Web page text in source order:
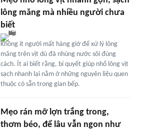
lông măng mà nhiều người chưa
biết
Không ít người mất hàng giờ để xử lý lông
măng trên vịt dù đã nhúng nước sôi đúng
cách. Ít ai biết rằng, bí quyết giúp nhổ lông vịt
sạch nhanh lại nằm ở những nguyên liệu quen
thuộc có sẵn trong gian bếp.
Mẹo rán mỡ lợn trắng trong,
thơm béo, để lâu vẫn ngon như